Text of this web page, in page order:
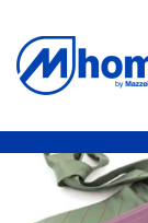
Ir al